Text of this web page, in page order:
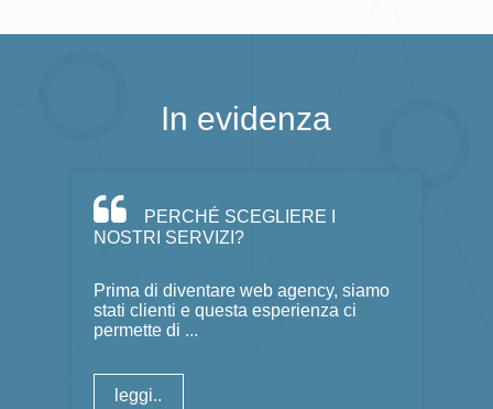
In evidenza
PERCHÉ SCEGLIERE I
NOSTRI SERVIZI?
Prima di diventare web agency, siamo
stati clienti e questa esperienza ci
permette di ...
leggi..